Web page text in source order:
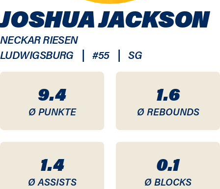
9.4
Ø PUNKTE
1.6
Ø REBOUNDS
1.4
Ø ASSISTS
0.1
Ø BLOCKS
JOSHUA JACKSON
NECKAR RIESEN
LUDWIGSBURG
| #55 | SG